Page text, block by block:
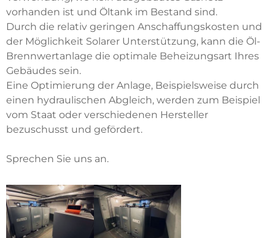
vorhanden ist und Öltank im Bestand sind.
Durch die relativ geringen Anschaffungskosten und
der Möglichkeit Solarer Unterstützung, kann die Öl-
Brennwertanlage die optimale Beheizungsart Ihres
Gebäudes sein.
Eine Optimierung der Anlage, Beispielsweise durch
einen hydraulischen Abgleich, werden zum Beispiel
vom Staat oder verschiedenen Hersteller
bezuschusst und gefördert.
Sprechen Sie uns an.